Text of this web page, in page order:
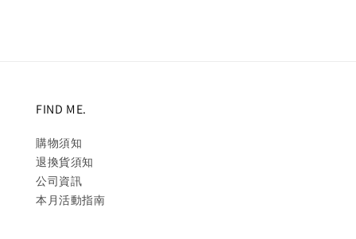
FIND ME.
購物須知
退換貨須知
公司資訊
本月活動指南